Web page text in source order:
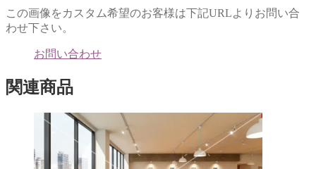
ま
す)
ウ
ィ
ド
で
開
ま
す)
この画像をカスタム希望のお客様は下記URLよりお問い合
わせ下さい。
お問い合わせ
関連商品